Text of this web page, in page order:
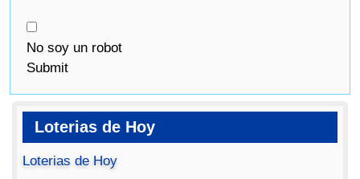
No soy un robot
Submit
Loterias de Hoy
Loterias de Hoy